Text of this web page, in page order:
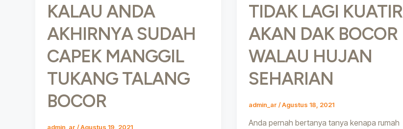
KALAU ANDA
AKHIRNYA SUDAH
CAPEK MANGGIL
TUKANG TALANG
BOCOR
admin_ar /Agustus 19, 2021
TIDAK LAGI KUATIR
AKAN DAK BOCOR
WALAU HUJAN
SEHARIAN
admin_ar /Agustus 18, 2021
Anda pernah bertanya tanya kenapa rumah